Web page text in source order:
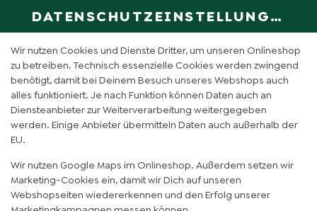
DATENSCHUTZEINSTELLUNGEN
Wir nutzen Cookies und Dienste Dritter, um unseren Onlineshop
zu betreiben. Technisch essenzielle Cookies werden zwingend
benötigt, damit bei Deinem Besuch unseres Webshops auch
alles funktioniert. Je nach Funktion können Daten auch an
Diensteanbieter zur Weiterverarbeitung weitergegeben
werden. Einige Anbieter übermitteln Daten auch außerhalb der
EU.
Wir nutzen Google Maps im Onlineshop. Außerdem setzen wir
Marketing-Cookies ein, damit wir Dich auf unseren
Webshopseiten wiedererkennen und den Erfolg unserer
DE
HIMBEERHIMMEL (0,5L)